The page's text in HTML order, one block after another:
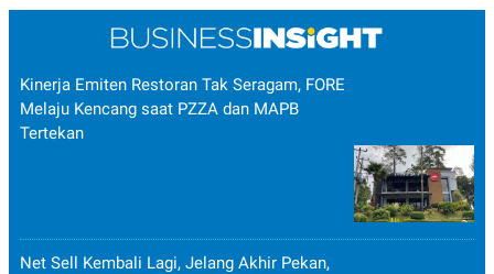
Kinerja Emiten Restoran Tak Seragam, FORE
Melaju Kencang saat PZZA dan MAPB
Tertekan
Net Sell Kembali Lagi, Jelang Akhir Pekan,